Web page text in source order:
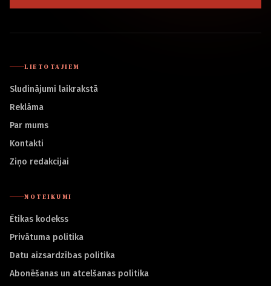
LIETOTĀJIEM
Sludinājumi laikrakstā
Reklāma
Par mums
Kontakti
Ziņo redakcijai
NOTEIKUMI
Ētikas kodekss
Privātuma politika
Datu aizsardzības politika
Abonēšanas un atcelšanas politika